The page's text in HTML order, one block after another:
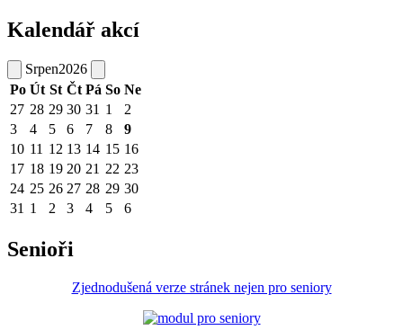
Kalendář akcí
Srpen2026
Po Út St Čt Pá So Ne
27 28 29 30 31 1
2
3
4 5 6 7 8
9
10 11 12 13 14 15 16
17 18 19 20 21 22 23
24 25 26 27 28 29 30
31 1 2 3 4 5 6
Senioři
Zjednodušená verze stránek nejen pro seniory